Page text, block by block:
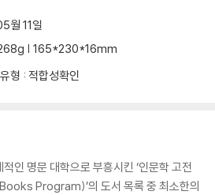
월 11일
| 165*230*16mm
형 : 적합성확인
인 명문 대학으로 부흥시킨 ‘인문학 고전
Program)’의 도서 목록 중 최소한의